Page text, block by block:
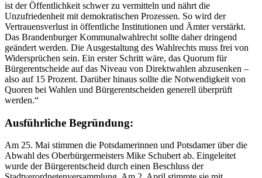
ist der Öffentlichkeit schwer zu vermitteln und nährt die
Unzufriedenheit mit demokratischen Prozessen. So wird der
Vertrauensverlust in öffentliche Institutionen und Ämter verstärkt.
Das Brandenburger Kommunalwahlrecht sollte daher dringend
geändert werden. Die Ausgestaltung des Wahlrechts muss frei von
Widersprüchen sein. Ein erster Schritt wäre, das Quorum für
Bürgerentscheide auf das Niveau von Direktwahlen abzusenken –
also auf 15 Prozent. Darüber hinaus sollte die Notwendigkeit von
Quoren bei Wahlen und Bürgerentscheiden generell überprüft
werden.“
Ausführliche Begründung:
Am 25. Mai stimmen die Potsdamerinnen und Potsdamer über die
Abwahl des Oberbürgermeisters Mike Schubert ab. Eingeleitet
wurde der Bürgerentscheid durch einen Beschluss der